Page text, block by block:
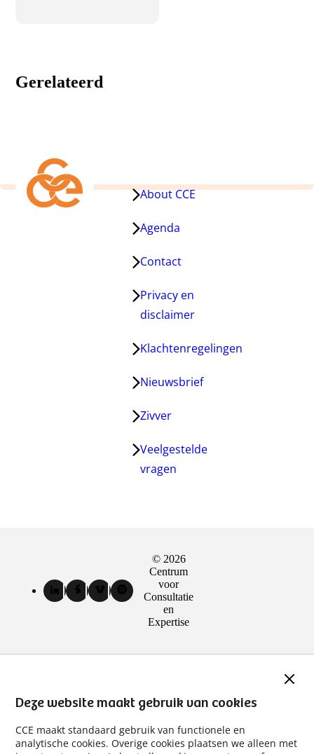
Deze website maakt gebruik van cookies
CCE maakt standaard gebruik van functionele en
analytische cookies. Overige cookies plaatsen we alleen met
Gerelateerd
About CCE
Agenda
Contact
Privacy en
disclaimer
Klachtenregelingen
Nieuwsbrief
Zivver
Veelgestelde
vragen
media
kanalen
LinkedIn
link)
Facebook
link)
VimeoSpotify
Centrum
link)
© 2026
Centrum
voor
Consultatie
en
Expertise